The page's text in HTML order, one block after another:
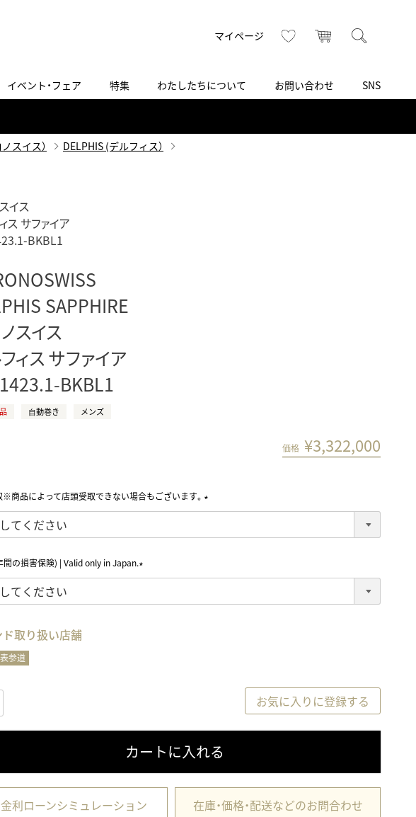
マイページ お気に入りカート
ローム
ちら
て ヴィンテージブランドISHIDA N43°（札幌）
クスクエア札幌
イベント・フェア 特集 わたしたちについて お問い合わせ SNS
INSTAGRAM
スイス）
DELPHIS (デルフィス）
イス
ス サファイア
BKBL1
SAPPHIRE
スイス
ィス サファイア
BKBL1
⾃動巻き メンズ
価格 ¥3,322,000
商品によって店頭受取できない場合もございます。
(
間の損害保険) | Valid only in Japan.
(
ド取り扱い店舗
参道
お気に入りに登録する
カートに入れる
利ローンシミュレーション 在庫・価格・配送などのお問合わせ
へ